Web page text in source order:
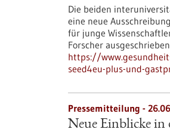
Die beiden
eine neue
für junge
Forscher
https://
seed4eu-plus-und-
Pressemitteilung -
Neue Einblicke in